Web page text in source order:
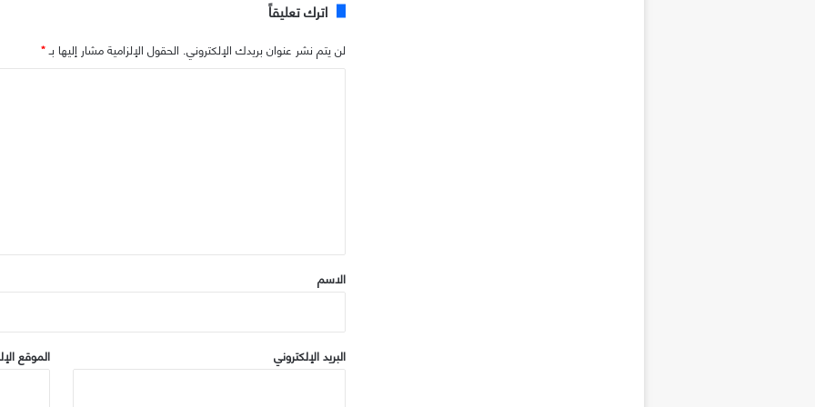
اترك تعليقاً
لن يتم نشر عنوان بريدك الإلكتروني. الحقول الإلزامية مشار إليها بـ*
*
الاسم
البريد الإلكتروني الموقع